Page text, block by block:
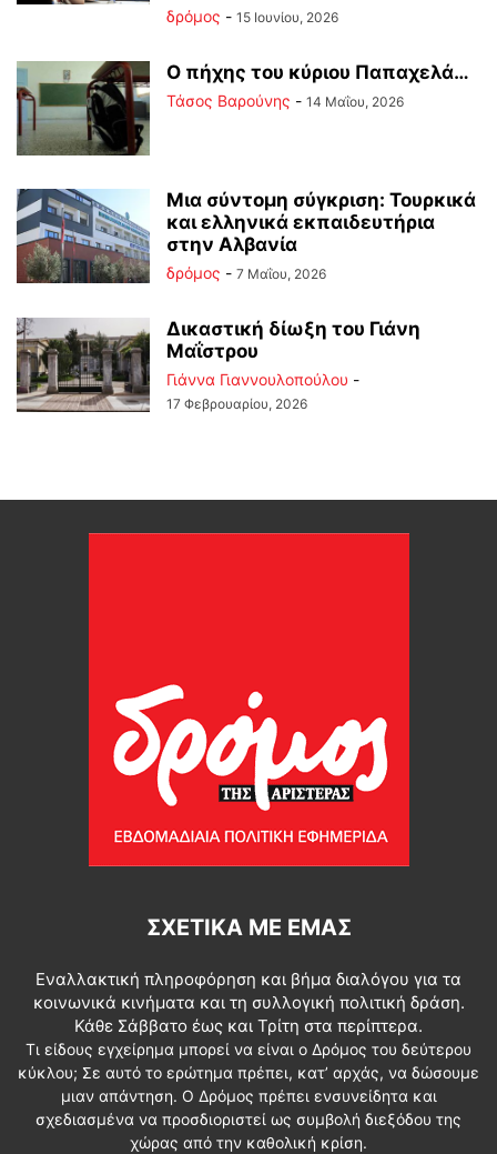
δρόμος - 15 Ιουνίου, 2026
Ο πήχης του κύριου Παπαχελά…
Τάσος Βαρούνης - 14 Μαΐου, 2026
Mια σύντομη σύγκριση: Τουρκικά
και ελληνικά εκπαιδευτήρια
στην Αλβανία
δρόμος - 7 Μαΐου, 2026
Δικαστική δίωξη του Γιάνη
Μαΐστρου
Γιάννα Γιαννουλοπούλου -
17 Φεβρουαρίου, 2026
ΣΧΕΤΙΚΆ ΜΕ ΕΜΆΣ
Εναλλακτική πληροφόρηση και βήμα διαλόγου για τα
κοινωνικά κινήματα και τη συλλογική πολιτική δράση.
Κάθε Σάββατο έως και Τρίτη στα περίπτερα.
Τι είδους εγχείρημα μπορεί να είναι ο Δρόμος του δεύτερου
κύκλου; Σε αυτό το ερώτημα πρέπει, κατ’ αρχάς, να δώσουμε
μιαν απάντηση. Ο Δρόμος πρέπει ενσυνείδητα και
σχεδιασμένα να προσδιοριστεί ως συμβολή διεξόδου της
χώρας από την καθολική κρίση.